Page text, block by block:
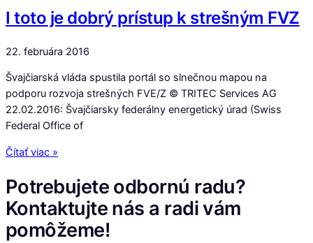
I toto je dobrý prístup k strešným FVZ
22. februára 2016
Švajčiarská vláda spustila portál so slnečnou mapou na
podporu rozvoja strešných FVE/Z © TRITEC Services AG
22.02.2016: Švajčiarsky federálny energetický úrad (Swiss
Federal Office of
Čítať viac »
Potrebujete odbornú radu?
Kontaktujte nás a radi vám
pomôžeme!